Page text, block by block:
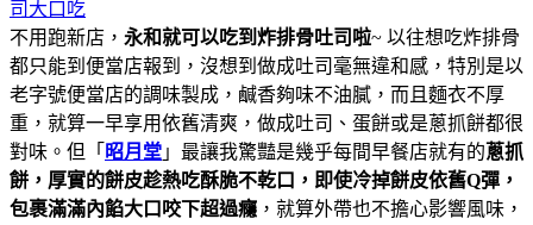
不用跑新店， 永和就可以吃到炸排骨吐司啦~ 以往想吃炸排骨
都只能到便當店報到，沒想到做成吐司毫無違和感，特別是以
老字號便當店的調味製成，鹹香夠味不油膩，而且麵衣不厚
重，就算一早享用依舊清爽，做成吐司、蛋餅或是蔥抓餅都很
對味。但「 昭月堂 」最讓我驚豔是幾乎每間早餐店就有的蔥抓
餅，厚實的餅皮趁熱吃酥脆不乾口，即使冷掉餅皮依舊Q彈，
包裹滿滿內餡大口咬下超過癮 ，就算外帶也不擔心影響風味，